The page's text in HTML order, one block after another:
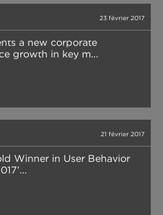
23 février 2017
a new corporate
growth in key m...
21 février 2017
Winner in User Behavior